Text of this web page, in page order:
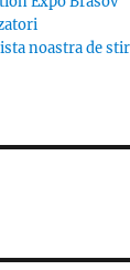
noastra de